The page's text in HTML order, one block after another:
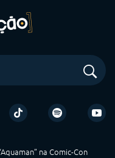
na Comic-Con